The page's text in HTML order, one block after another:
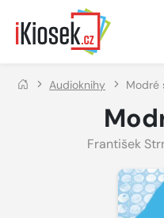
Přejít na hlavní obsah
Audioknihy Modré
František